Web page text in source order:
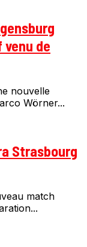
de
nouvelle
Wörner...
Strasbourg
match